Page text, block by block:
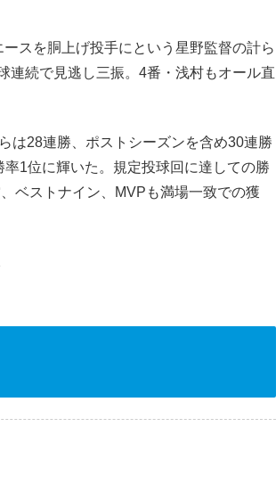
スを胴上げ投手にという星野監督の計ら
続で見逃し三振。4番・浅村もオール直
28連勝、ポストシーズンを含め30連勝
1位に輝いた。規定投球回に達しての勝
ベストナイン、MVPも満場一致での獲